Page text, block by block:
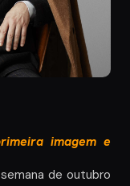
imagem e
de outubro